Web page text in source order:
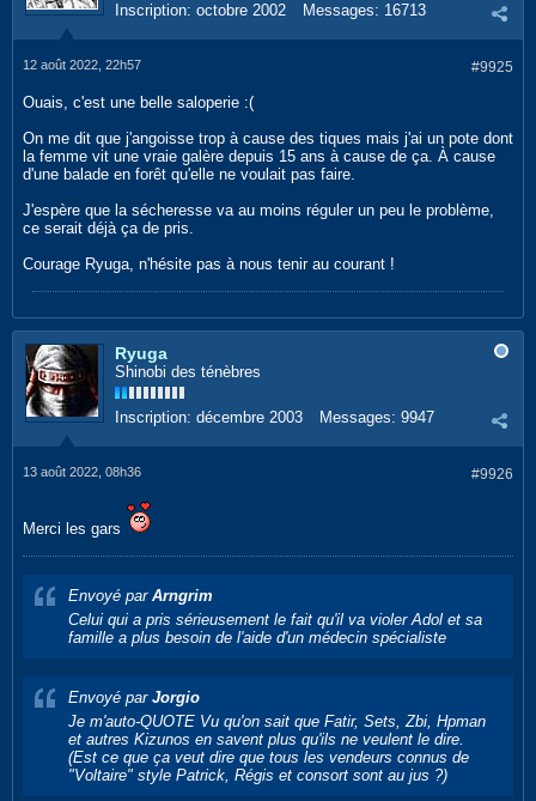
Inscription: octobre 2002 Messages: 16713
#9925
12 août 2022, 22h57
Ouais, c'est une belle saloperie :(
On me dit que j'angoisse trop à cause des tiques mais j'ai un pote dont
la femme vit une vraie galère depuis 15 ans à cause de ça. À cause
d'une balade en forêt qu'elle ne voulait pas faire.
J'espère que la sécheresse va au moins réguler un peu le problème,
ce serait déjà ça de pris.
Courage Ryuga, n'hésite pas à nous tenir au courant !
Ryuga
Shinobi des ténèbres
Inscription: décembre 2003 Messages: 9947
#9926
13 août 2022, 08h36
Merci les gars
Envoyé par Arngrim
Celui qui a pris sérieusement le fait qu'il va violer Adol et sa
famille a plus besoin de l'aide d'un médecin spécialiste
Envoyé par Jorgio
Je m'auto-QUOTE Vu qu'on sait que Fatir, Sets, Zbi, Hpman
et autres Kizunos en savent plus qu'ils ne veulent le dire.
(Est ce que ça veut dire que tous les vendeurs connus de
"Voltaire" style Patrick, Régis et consort sont au jus ?)